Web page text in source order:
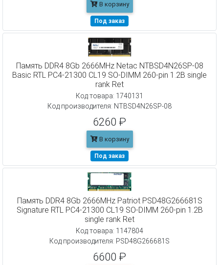
В корзину
Под заказ
Память DDR4 8Gb 2666MHz Netac NTBSD4N26SP-08
Basic RTL PC4-21300 CL19 SO-DIMM 260-pin 1.2В single
rank Ret
Код товара: 1740131
Код производителя: NTBSD4N26SP-08
6260 ₽
В корзину
Под заказ
Память DDR4 8Gb 2666MHz Patriot PSD48G266681S
Signature RTL PC4-21300 CL19 SO-DIMM 260-pin 1.2В
single rank Ret
Код товара: 1147804
Код производителя: PSD48G266681S
6600 ₽